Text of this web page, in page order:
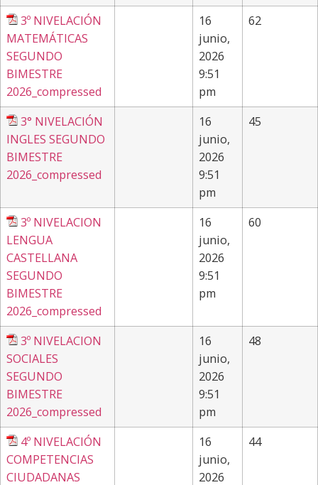
3º NIVELACIÓN
MATEMÁTICAS
SEGUNDO
BIMESTRE
2026_compressed
16
junio,
2026
9:51
pm
62
3° NIVELACIÓN
INGLES SEGUNDO
BIMESTRE
2026_compressed
16
junio,
2026
9:51
pm
45
3º NIVELACION
LENGUA
CASTELLANA
SEGUNDO
BIMESTRE
2026_compressed
16
junio,
2026
9:51
pm
60
3º NIVELACION
SOCIALES
SEGUNDO
BIMESTRE
2026_compressed
16
junio,
2026
9:51
pm
48
4º NIVELACIÓN
COMPETENCIAS
CIUDADANAS
16
junio,
2026
44